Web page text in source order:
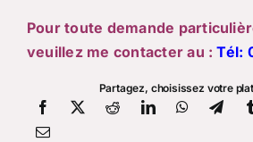
Pour toute demande
veuillez me contacter au :Tél:
Partagez, choisissez votre